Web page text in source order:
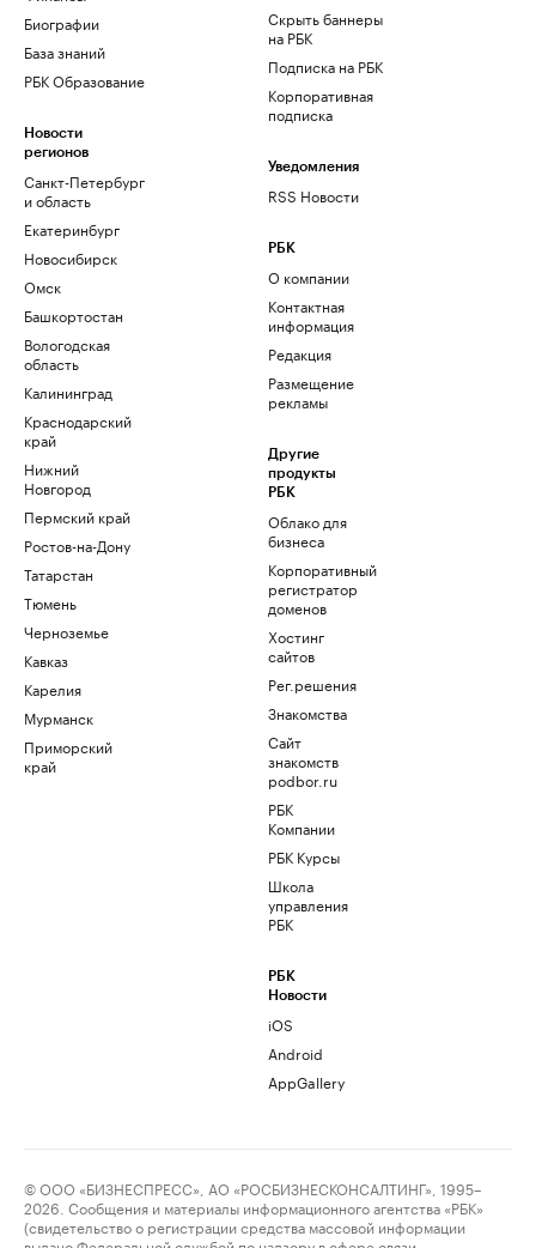
Биографии
База знаний
РБК Образование
Новости
регионов
Санкт-Петербург
и область
Екатеринбург
Новосибирск
Омск
Башкортостан
Вологодская
область
Калининград
Краснодарский
край
Нижний
Новгород
Пермский край
Ростов-на-Дону
Татарстан
Тюмень
Черноземье
Кавказ
Карелия
Мурманск
Приморский
край
Скрыть баннеры
на РБК
Подписка на РБК
Корпоративная
подписка
Уведомления
RSS Новости
РБК
О компании
Контактная
информация
Редакция
Размещение
рекламы
Другие
продукты
РБК
Облако для
бизнеса
Корпоративный
регистратор
доменов
Хостинг
сайтов
Рег.решения
Знакомства
Сайт
знакомств
podbor.ru
РБК
Компании
РБК Курсы
Школа
управления
РБК
РБК
Новости
iOS
Android
AppGallery
© ООО «БИЗНЕСПРЕСС», АО «РОСБИЗНЕСКОНСАЛТИНГ», 1995–
2026. Сообщения и материалы информационного агентства «РБК»
(свидетельство о регистрации средства массовой информации